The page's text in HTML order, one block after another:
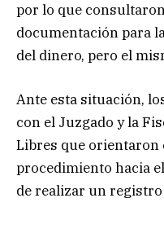
por lo que
documentación para
del dinero, pero el
Ante esta situación,
con el Juzgado y la
Libres que orientaron
procedimiento hacia
de realizar un